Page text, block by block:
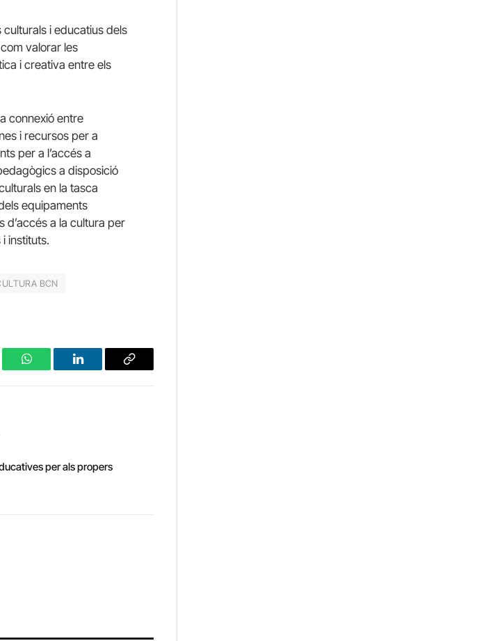
i educatius dels
valorar les
i creativa entre els
connexió entre
i recursos per a
per a l’accés a
a disposició
en la tasca
equipaments
d’accés a la cultura per
instituts.
BCN
WhatsAppLinkedIn Copy
per als propers